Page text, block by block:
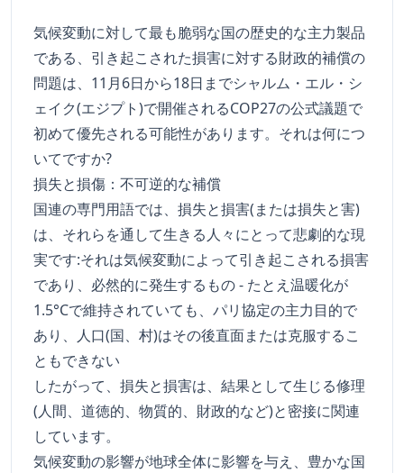
気候変動に対して最も脆弱な国の歴史的な主力製品
である、引き起こされた損害に対する財政的補償の
問題は、11月6日から18日までシャルム・エル・シ
ェイク(エジプト)で開催されるCOP27の公式議題で
初めて優先される可能性があります。それは何につ
いてですか?
損失と損傷：不可逆的な補償
国連の専門用語では、損失と損害(または損失と害)
は、それらを通して生きる人々にとって悲劇的な現
実です:それは気候変動によって引き起こされる損害
であり、必然的に発生するもの - たとえ温暖化が
1.5°Cで維持されていても、パリ協定の主力目的で
あり、人口(国、村)はその後直面または克服するこ
ともできない
したがって、損失と損害は、結果として生じる修理
(人間、道徳的、物質的、財政的など)と密接に関連
しています。
気候変動の影響が地球全体に影響を与え、豊かな国